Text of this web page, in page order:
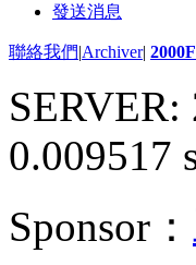
發送消息
聯絡我們|Archiver|
0.009517
Sponsor：